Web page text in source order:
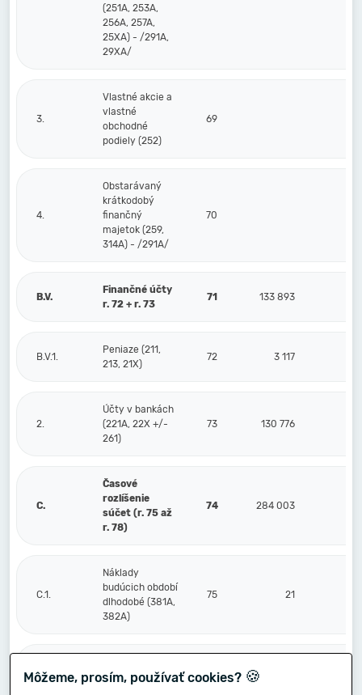
(251A, 253A,
256A, 257A,
25XA) - /291A,
29XA/
3.
Vlastné akcie a
vlastné
obchodné
podiely (252)
69
4.
Obstarávaný
krátkodobý
finančný
majetok (259,
314A) - /291A/
70
B.V.
Finančné účty
r. 72 + r. 73
71 133 893
B.V.1.
Peniaze (211,
213, 21X)
72 3 117
2.
Účty v bankách
(221A, 22X +/-
261)
73 130 776
C.
Časové
rozlíšenie
súčet (r. 75 až
r. 78)
74 284 003
C.1.
Náklady
budúcich období
dlhodobé (381A,
382A)
75 21
2.
budúcich období
76
Môžeme, prosím, používať cookies? 🍪